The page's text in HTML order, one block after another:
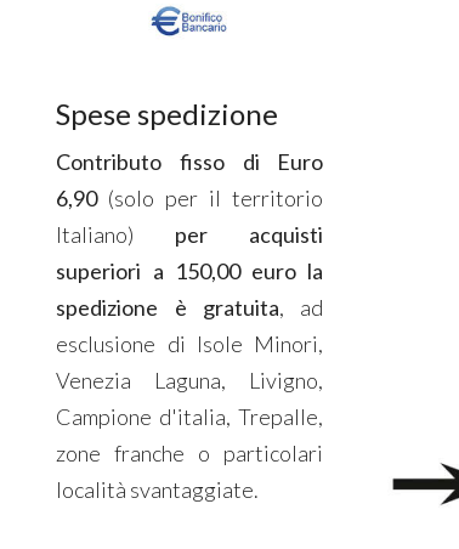
Spese spedizione
Contributo fisso di Euro
6,90(solo per il territorio
Italiano) per acquisti
superiori a 150,00 euro la
spedizione è gratuita, ad
esclusione di Isole Minori,
Venezia Laguna, Livigno,
Campione d'italia, Trepalle,
zone franche o particolari
località svantaggiate.